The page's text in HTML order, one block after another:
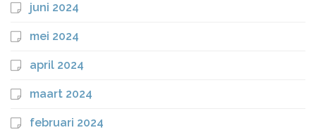
juni 2024
mei 2024
april 2024
maart 2024
februari 2024